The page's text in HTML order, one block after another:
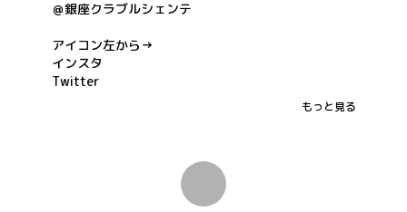
＠銀座クラブルシェンテ
アイコン左から→
インスタ
Twitter
もっと見る